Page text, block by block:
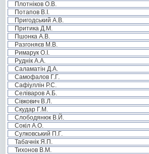
Плотніков О.В.
Потапов В.І.
Пригодський А.В.
Притика Д.М.
Пшонка А.В.
Разгоняєв М.В.
Римарук О.І.
Руднік А.А.
Саламатін Д.А.
Самофалов Г.Г.
Сафіуллін Р.С.
Селіваров А.Б.
Сівкович В.Л.
Скудар Г.М.
Слободянюк В.Й.
Сокіл А.О.
Сулковський П.Г.
Табачнік Я.П.
Тихонов В.М.